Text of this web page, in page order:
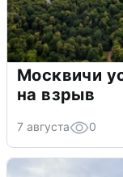
Москвичи
на взрыв
7 августа 0